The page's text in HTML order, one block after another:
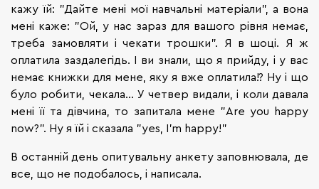
кажу їй: "Дайте мені мої навчальні матеріали", а вона
мені каже: "Ой, у нас зараз для вашого рівня немає,
треба замовляти і чекати трошки". Я в шоці. Я ж
оплатила заздалегідь. І ви знали, що я прийду, і у вас
немає книжки для мене, яку я вже оплатила!? Ну і що
було робити, чекала... У четвер видали, і коли давала
мені її та дівчина, то запитала мене "Are you happy
now?". Ну я їй і сказала "yes, I'm happy!"
В останній день опитувальну анкету заповнювала, де
все, що не подобалось, і написала.